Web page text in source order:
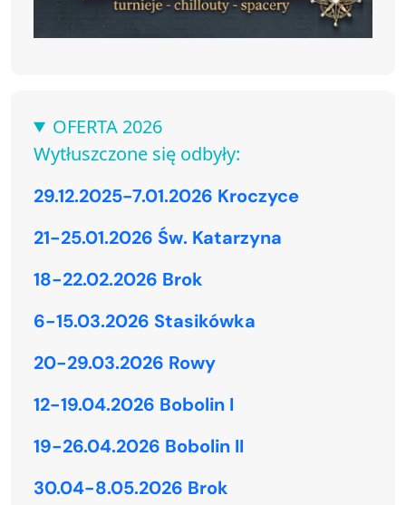
OFERTA 2026
Wytłuszczone się odbyły:
29.12.2025-7.01.2026 Kroczyce
21-25.01.2026 Św. Katarzyna
18-22.02.2026 Brok
6-15.03.2026 Stasikówka
20-29.03.2026 Rowy
12-19.04.2026 Bobolin I
19-26.04.2026 Bobolin II
30.04-8.05.2026 Brok